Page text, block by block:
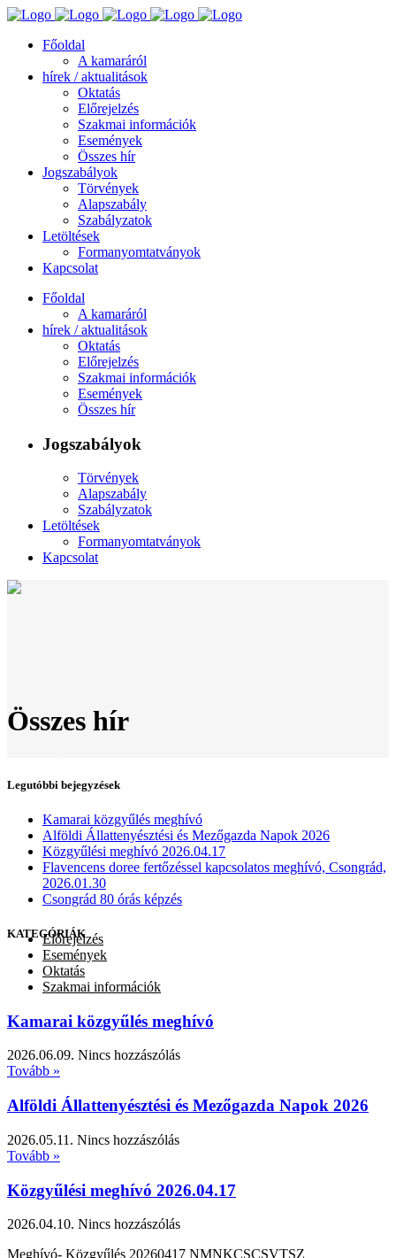
Főoldal
A kamaráról
hírek / aktualitások
Oktatás
Előrejelzés
Szakmai információk
Események
Összes hír
Jogszabályok
Törvények
Alapszabály
Szabályzatok
Letöltések
Formanyomtatványok
Kapcsolat
Főoldal
A kamaráról
hírek / aktualitások
Oktatás
Előrejelzés
Szakmai információk
Események
Összes hír
Jogszabályok
Törvények
Alapszabály
Szabályzatok
Letöltések
Formanyomtatványok
Kapcsolat
Összes hír
Legutóbbi bejegyzések
Kamarai közgyűlés meghívó
Alföldi Állattenyésztési és Mezőgazda Napok 2026
Közgyűlési meghívó 2026.04.17
Flavencens doree fertőzéssel kapcsolatos meghívó, Csongrád,
2026.01.30
Csongrád 80 órás képzés
KATEGÓRIÁK
Előrejelzés
Események
Oktatás
Szakmai információk
Kamarai közgyűlés meghívó
2026.06.09. Nincs hozzászólás
Tovább »
Alföldi Állattenyésztési és Mezőgazda Napok 2026
2026.05.11. Nincs hozzászólás
Tovább »
Közgyűlési meghívó 2026.04.17
2026.04.10. Nincs hozzászólás
Meghívó- Közgyűlés 20260417 NMNKCSCSVTSZ